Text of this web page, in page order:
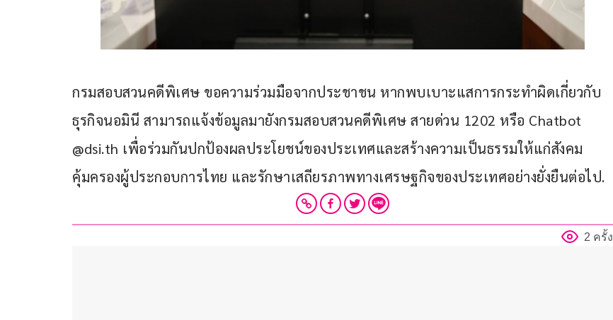
กรมสอบสวนคดีพิเศษ ขอความร่วมมือจากประชาชน หากพบเบาะแสการกระทำผิดเกี่ยวกับ
ธุรกิจนอมินี สามารถแจ้งข้อมูลมายังกรมสอบสวนคดีพิเศษ สายด่วน 1202 หรือ Chatbot
@dsi.th เพื่อร่วมกันปกป้องผลประโยชน์ของประเทศและสร้างความเป็นธรรมให้แก่สังคม
คุ้มครองผู้ประกอบการไทย และรักษาเสถียรภาพทางเศรษฐกิจของประเทศอย่างยั่งยืนต่อไป.
2 ครั้ง